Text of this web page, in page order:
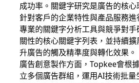
成功率。關鍵字研究是廣告的核
針對客戶的企業特性與產品服務
專業的關鍵字分析工具與競爭對
關性的核心關鍵字列表，並持續
升廣告的觸及精準度與轉化效果。
廣告創意製作方面，Topkee會根
立多個廣告群組，運用AI技術批